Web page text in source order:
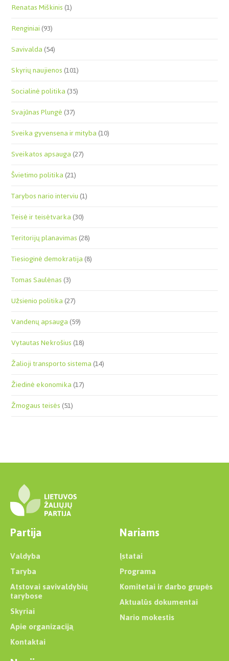
Renatas Miškinis(1)
Renginiai(93)
Savivalda(54)
Skyrių naujienos(101)
Socialinė politika(35)
Svajūnas Plungė(37)
Sveika gyvensena ir mityba(10)
Sveikatos apsauga(27)
Švietimo politika(21)
Tarybos nario interviu(1)
Teisė ir teisėtvarka(30)
Teritorijų planavimas(28)
Tiesioginė demokratija(8)
Tomas Saulėnas(3)
Užsienio politika(27)
Vandenų apsauga(59)
Vytautas Nekrošius(18)
Žalioji transporto sistema(14)
Žiedinė ekonomika(17)
Žmogaus teisės(51)
Partija
Valdyba
Taryba
Atstovai savivaldybių
tarybose
Skyriai
Apie organizaciją
Kontaktai
Nariams
Įstatai
Programa
Komitetai ir darbo grupės
Aktualūs dokumentai
Nario mokestis